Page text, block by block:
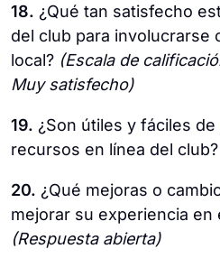
18. ¿Qué tan satisfecho
del club para involucrarse
local? (Escala de
Muy satisfecho)
19. ¿Son útiles y fáciles
recursos en línea del club?
20. ¿Qué mejoras o
mejorar su experiencia en
(Respuesta abierta)